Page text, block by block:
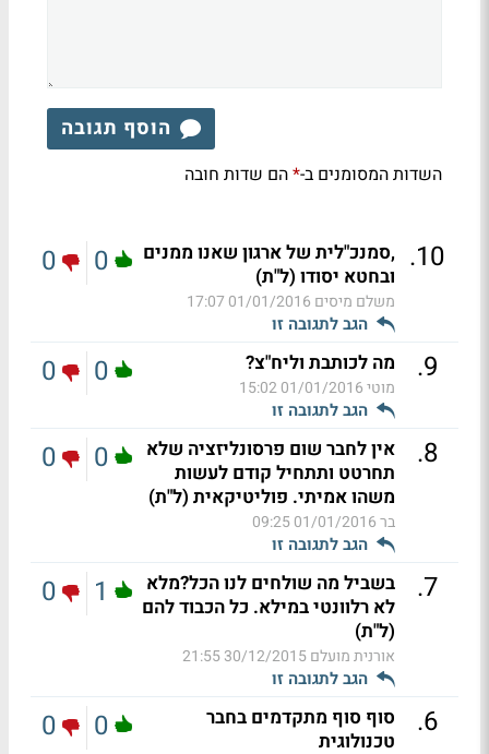
הוסף תגובה
השדות המסומנים ב-*הם שדות חובה
10
. ,סמנכ"לית של ארגון שאנו ממנים
ובחטא יסודו (ל"ת)
משלם מיסים 01/01/2016 17:07
הגב לתגובה זו
0
0
9
. מה לכותבת וליח"צ?
מוטי01/01/2016 15:02
הגב לתגובה זו
0
0
8
.
אין לחבר שום פרסונליזציה שלא
תחרטט ותתחיל קודם לעשות
משהו אמיתי. פוליטיקאית (ל"ת)
בר01/01/2016 09:25
הגב לתגובה זו
0
0
7
.
בשביל מה שולחים לנו הכל?מלא
לא רלוונטי במילא. כל הכבוד להם
(ל"ת)
אורנית מועלם30/12/2015 21:55
הגב לתגובה זו
1
0
6
.
סוף סוף מתקדמים בחבר
טכנולוגית
0
0